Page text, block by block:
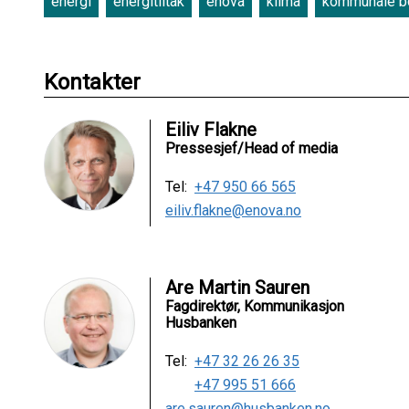
Kontakter
Eiliv Flakne
Pressesjef/Head of media
Tel: +47 950 66 565
eiliv.flakne@enova.no
Are Martin Sauren
Fagdirektør, Kommunikasjon
Husbanken
Tel: +47 32 26 26 35
+47 995 51 666